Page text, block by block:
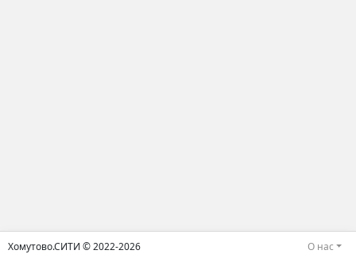
Хомутово.СИТИ © 2022-2026 О нас